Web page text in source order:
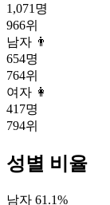
1,071 명
966위
남자 👨
654명
764위
여자 👩
417명
794위
성별 비율
남자 61.1%